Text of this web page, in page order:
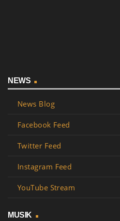
NEWS
News Blog
Facebook Feed
Twitter Feed
Instagram Feed
YouTube Stream
MUSIK